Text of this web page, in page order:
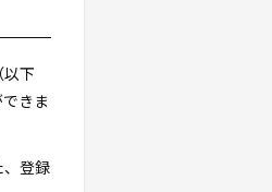
下
きま
、登録